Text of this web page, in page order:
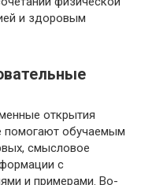
и здоровым
открытия
помогают обучаемым
смысловое
с
и примерами. Во-